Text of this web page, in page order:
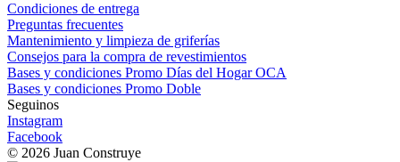
Condiciones de entrega
Preguntas frecuentes
Mantenimiento y limpieza de griferías
Consejos para la compra de revestimientos
Bases y condiciones Promo Días del Hogar OCA
Bases y condiciones Promo Doble
Seguinos
Instagram
Facebook
© 2026 Juan Construye